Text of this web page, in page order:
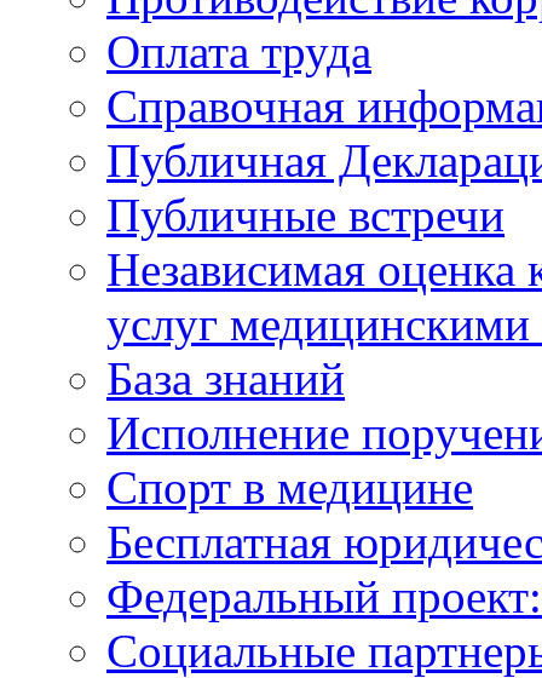
Оплата труда
Справочная
Публичная
Публичные встречи
Независимая оценка
услуг
База знаний
Исполнение
Спорт в медицине
Бесплатная
Федеральный
Социальные